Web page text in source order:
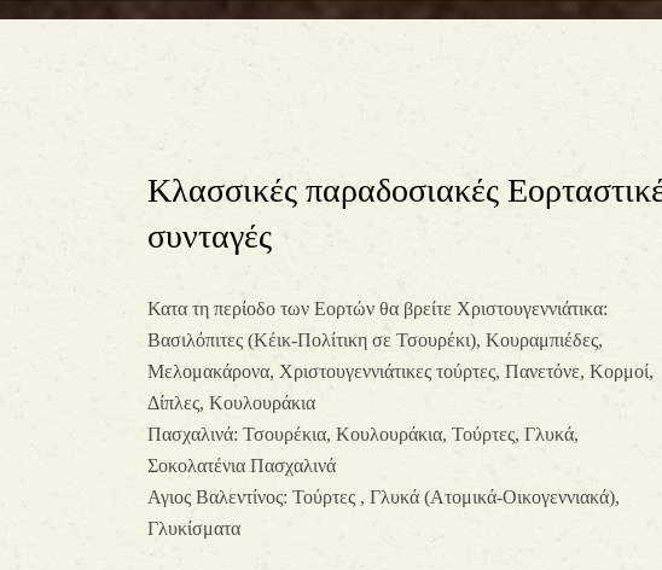
Κλασσικές παραδοσιακές
συνταγές
Κατα τη περίοδο των Εορτών θα βρείτε Χριστουγεννιάτικα:
Βασιλόπιτες (Κέικ-Πολίτικη σε Τσουρέκι), Κουραμπιέδες,
Μελομακάρονα, Χριστουγεννιάτικες τούρτες, Πανετόνε, Κορμοί,
Δίπλες, Κουλουράκια
Πασχαλινά: Τσουρέκια, Κουλουράκια, Τούρτες, Γλυκά,
Σοκολατένια Πασχαλινά
Αγιος Βαλεντίνος: Τούρτες , Γλυκά (Ατομικά-Οικογεννιακά),
Γλυκίσματα